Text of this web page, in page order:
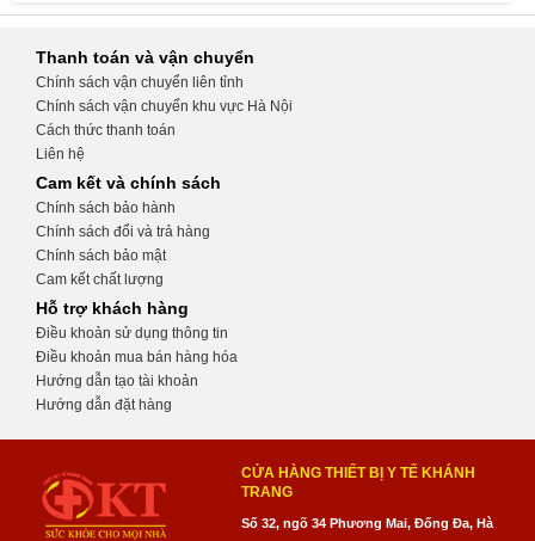
Thanh toán và vận chuyển
Chính sách vận chuyển liên tỉnh
Chính sách vận chuyển khu vực Hà Nội
Cách thức thanh toán
Liên hệ
Cam kết và chính sách
Chính sách bảo hành
Chính sách đổi và trả hàng
Chính sách bảo mật
Cam kết chất lượng
Hỗ trợ khách hàng
Điều khoản sử dụng thông tin
Điều khoản mua bán hàng hóa
Hướng dẫn tạo tài khoản
Hướng dẫn đặt hàng
CỬA HÀNG THIẾT BỊ Y TẾ KHÁNH
TRANG
Số 32, ngõ 34 Phương Mai, Đống Đa, Hà